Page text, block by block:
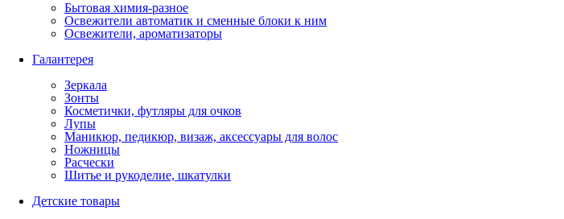
Бытовая химия-разное
Освежители автоматик и сменные блоки к ним
Освежители, ароматизаторы
Галантерея
Зеркала
Зонты
Косметички, футляры для очков
Лупы
Маникюр, педикюр, визаж, аксессуары для волос
Ножницы
Расчески
Шитье и рукоделие, шкатулки
Детские товары